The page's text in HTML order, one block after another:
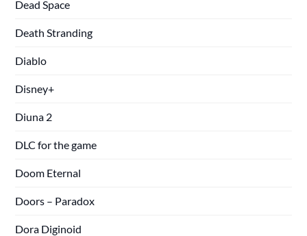
Dead Space
Death Stranding
Diablo
Disney+
Diuna 2
DLC for the game
Doom Eternal
Doors – Paradox
Dora Diginoid